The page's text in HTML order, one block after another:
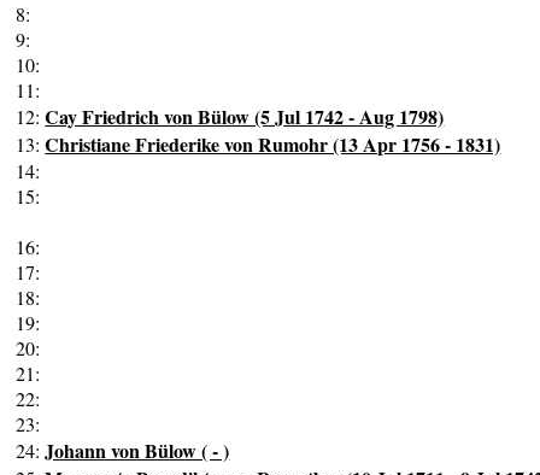
8:
9:
10:
11:
12:Cay Friedrich von Bülow (5 Jul 1742 - Aug 1798)
13:Christiane Friederike von Rumohr (13 Apr 1756 - 1831)
14:
15:
16:
17:
18:
19:
20:
21:
22:
23:
24:Johann von Bülow ( - )